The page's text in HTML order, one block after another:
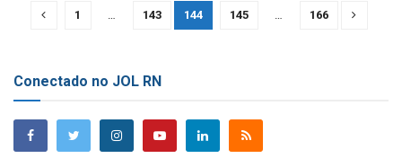
1 … 143 144 145 … 166
Conectado no JOL RN